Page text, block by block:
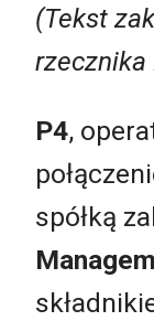
(Tekst
rzecznika
P4,
spółką